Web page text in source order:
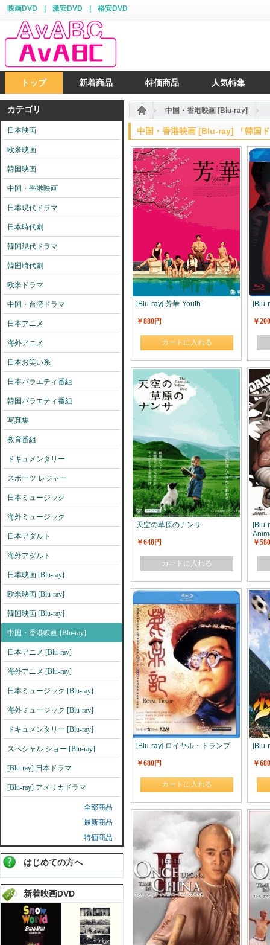
映画DVD 激安DVD 格安DVD
トップ 新着商品 特価商品 人気特集
カテゴリ
日本映画
欧米映画
韓国映画
中国・香港映画
日本現代ドラマ
日本時代劇
韓国現代ドラマ
韓国時代劇
欧米ドラマ
中国・台湾ドラマ
日本アニメ
海外アニメ
日本お笑い系
日本バラエティ番組
韓国バラエティ番組
写真集
教育番組
ドキュメンタリー
スポーツ レジャー
日本ミュージック
海外ミュージック
日本アダルト
海外アダルト
日本映画 [Blu-ray]
欧米映画 [Blu-ray]
韓国映画 [Blu-ray]
中国・香港映画 [Blu-ray]
日本アニメ [Blu-ray]
海外アニメ [Blu-ray]
日本ミュージック [Blu-ray]
海外ミュージック [Blu-ray]
ドキュメンタリー [Blu-ray]
スペシャル ショー [Blu-ray]
[Blu-ray] 日本ドラマ
[Blu-ray] アメリカドラマ
全部商品
最新商品
特価商品
はじめての方へ
新着映画DVD
中国・香港映画 [Blu-ray]
中国・香港映画 [Blu-ray] 「韓国
[Blu-ray] 芳華-Youth-
￥880円
カートに入れる
[Blu-
￥
天空の草原のナンサ
￥648円
カートに入れる
[Blu-
￥
[Blu-ray] ロイヤル・トランプ
￥680円
カートに入れる
[Blu-
￥